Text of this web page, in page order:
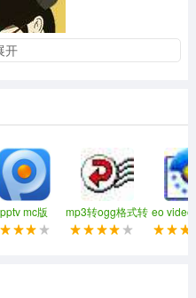
躲避拥堵；
开
pptv mc版
mp3转ogg格式转
换器
eo